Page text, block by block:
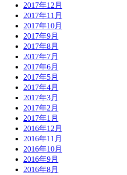
2017年12月
2017年11月
2017年10月
2017年9月
2017年8月
2017年7月
2017年6月
2017年5月
2017年4月
2017年3月
2017年2月
2017年1月
2016年12月
2016年11月
2016年10月
2016年9月
2016年8月